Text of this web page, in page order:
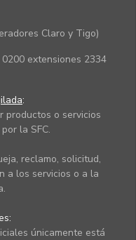
Claro y Tigo)
extensiones 2334
:
productos o servicios
la SFC.
reclamo, solicitud,
a los servicios o a la
únicamente está